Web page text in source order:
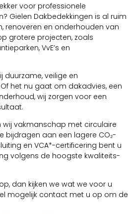
voor professionele
Gielen Dakbedekkingen is al ruim
renoveren en onderhouden van
grotere projecten, zoals
VvE’s en
duurzame, veilige en
het nu gaat om dakadvies, een
wij zorgen voor een
wij vakmanschap met circulaire
bijdragen aan een lagere CO₂-
en VCA*-certificering bent u
volgens de hoogste kwaliteits-
dan kijken we wat we voor u
mogelijk contact met u op om de